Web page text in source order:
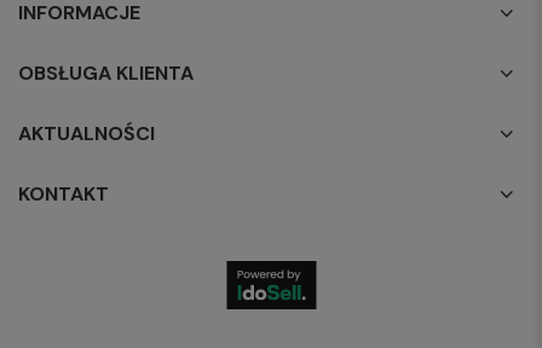
INFORMACJE
OBSŁUGA KLIENTA
AKTUALNOŚCI
KONTAKT